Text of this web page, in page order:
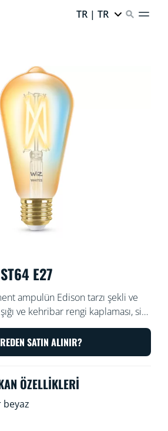
TR | TR
E27
ampulün Edison tarzı şekli ve
ve kehribar rengi kaplaması, size
bir görünüm verir. Karartmak ve
uygulamasıyla veya sesinizle
Wi-Fi kurulumlarında önceden
SATIN ALINIR?
ÖZELLIKLERI